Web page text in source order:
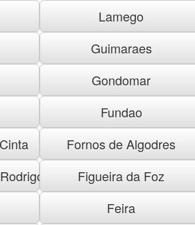
Lamego
Guimaraes
Gondomar
Fundao
Fornos de Algodres
Figueira da Foz
Feira